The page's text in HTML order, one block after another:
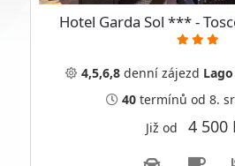
Hotel Garda Sol *** -
4,5,6,8 denní zájezd
40 termínů od 8.
Již od 4 500